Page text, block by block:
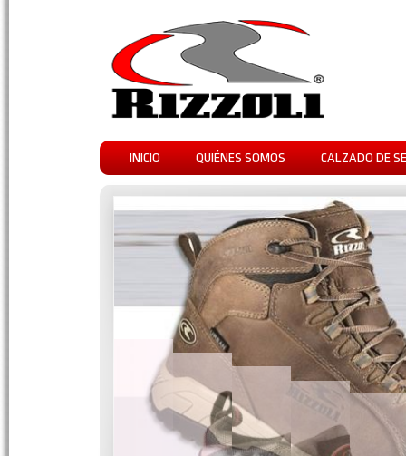
INICIO QUIÉNES SOMOS CALZADO DE